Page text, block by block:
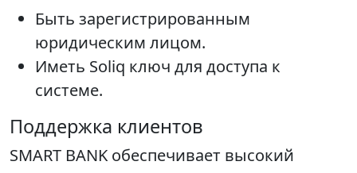
Быть зарегистрированным
юридическим лицом.
Иметь Soliq ключ для доступа к
системе.
Поддержка клиентов
SMART BANK обеспечивает высокий